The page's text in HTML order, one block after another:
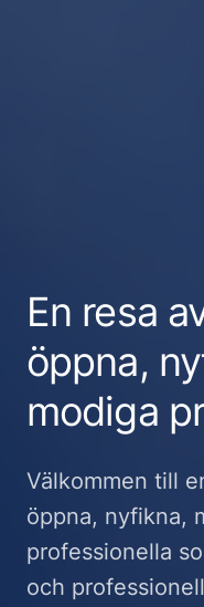
En resa
öppna,
modiga
Välkommen till
öppna, nyfikna,
professionella
och